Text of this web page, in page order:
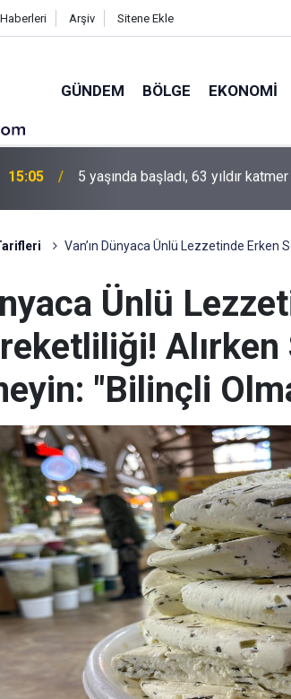
Arşiv Sitene Ekle
GÜNDEM BÖLGE EKONOMI
14:32 Yüksekova'da kavurucu sıcağa
Van’ın Dünyaca Ünlü Lezzetinde Erken
Ünlü
Alırken
"Bilinçli